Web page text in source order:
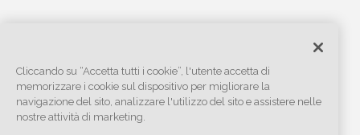
Cliccando su “Accetta tutti i cookie”, l'utente accetta di
memorizzare i cookie sul dispositivo per migliorare la
navigazione del sito, analizzare l'utilizzo del sito e assistere nelle
nostre attività di marketing.